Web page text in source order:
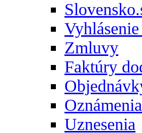
Zmluvy
Faktúry
Uznesenia